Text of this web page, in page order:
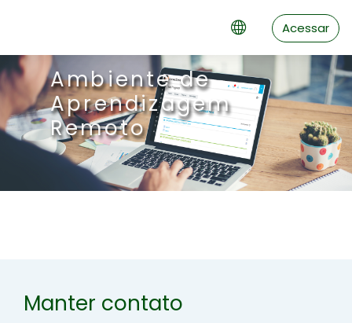
Acessar
Ambiente de
Aprendizagem
Remoto
Manter contato